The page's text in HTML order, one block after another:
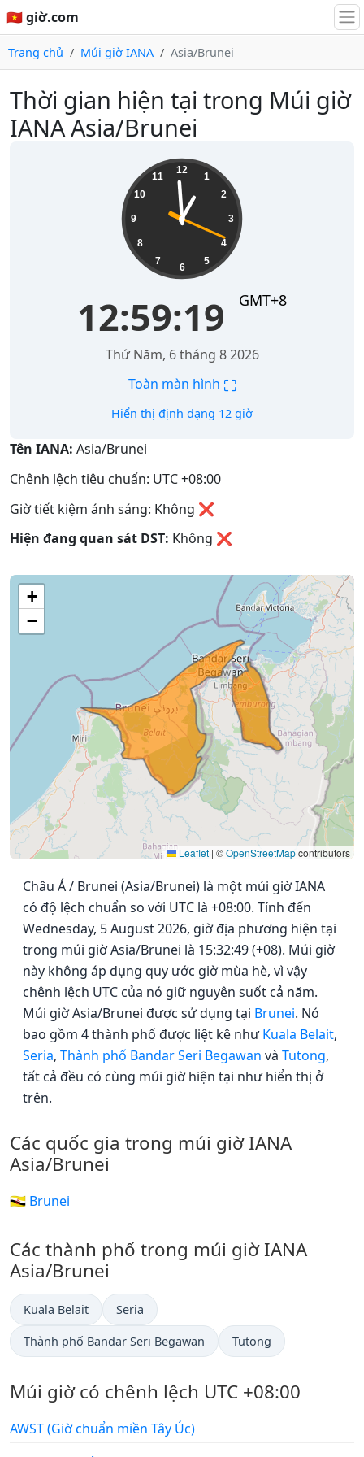
🇻🇳 giờ.com
Trang chủ Múi giờ IANA Asia/Brunei
Thời gian hiện tại trong Múi giờ
IANA Asia/Brunei
12
1
2
3
4
5
6
7
8
9
10
11
12:59:19 GMT+8
Thứ Năm, 6 tháng 8 2026
Toàn màn hình ⛶
Hiển thị định dạng 12 giờ
Tên IANA: Asia/Brunei
Chênh lệch tiêu chuẩn: UTC +08:00
Giờ tiết kiệm ánh sáng: Không ❌
Hiện đang quan sát DST: Không ❌
+
−
Leaflet | ©OpenStreetMapcontributors
Châu Á / Brunei (Asia/Brunei) là một múi giờ IANA
có độ lệch chuẩn so với UTC là +08:00. Tính đến
Wednesday, 5 August 2026, giờ địa phương hiện tại
trong múi giờ Asia/Brunei là 15:32:49 (+08). Múi giờ
này không áp dụng quy ước giờ mùa hè, vì vậy
chênh lệch UTC của nó giữ nguyên suốt cả năm.
Múi giờ Asia/Brunei được sử dụng tại Brunei. Nó
bao gồm 4 thành phố được liệt kê nhưKuala Belait,
Seria, Thành phố Bandar Seri Begawan và Tutong,
tất cả đều có cùng múi giờ hiện tại như hiển thị ở
trên.
Các quốc gia trong múi giờ IANA
Asia/Brunei
🇧🇳 Brunei
Các thành phố trong múi giờ IANA
Asia/Brunei
Kuala Belait Seria
Thành phố Bandar Seri Begawan Tutong
Múi giờ có chênh lệch UTC +08:00
AWST (Giờ chuẩn miền Tây Úc)